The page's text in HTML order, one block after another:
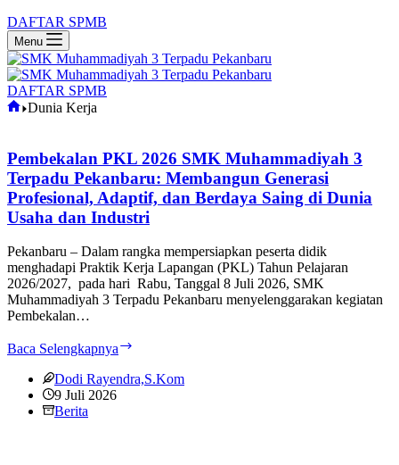
DAFTAR SPMB
Menu
DAFTAR SPMB
Home
Dunia Kerja
Pembekalan PKL 2026 SMK Muhammadiyah 3
Terpadu Pekanbaru: Membangun Generasi
Profesional, Adaptif, dan Berdaya Saing di Dunia
Usaha dan Industri
Pekanbaru – Dalam rangka mempersiapkan peserta didik
menghadapi Praktik Kerja Lapangan (PKL) Tahun Pelajaran
2026/2027, pada hari Rabu, Tanggal 8 Juli 2026, SMK
Muhammadiyah 3 Terpadu Pekanbaru menyelenggarakan kegiatan
Pembekalan…
Baca Selengkapnya
2026
Dodi Rayendra,S.Kom
9 Juli 2026
Berita